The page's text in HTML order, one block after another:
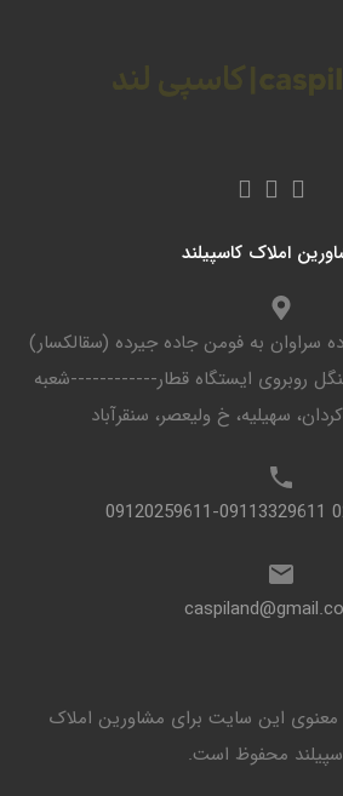
املاک کاسپیلند
جاده سراوان به فومن جاده جیرده (سقالکسار)
روبروی ایستگاه قطار------------شعبه
این ‌سایت برای مشاورین املاک
محفوظ است.